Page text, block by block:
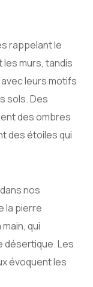
rappelant le
murs, tandis
leurs motifs
sols. Des
des ombres
des étoiles qui
nos
la pierre
qui
désertique. Les
évoquent les